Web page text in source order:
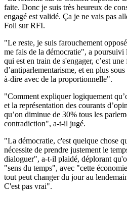
faite. Donc je suis très heureux de
engagé est validé. Ça je ne vais pas
Foll sur RFI.
"Le reste, je suis farouchement
me fais de la démocratie", a poursuivi
qui est en train de s'engager, c’est
d’antiparlementarisme, et en plus
à-dire avec de la proportionnelle".
"Comment expliquer logiquement
et la représentation des courants
qu’on diminue de 30% tous les
contradiction", a-t-il jugé.
"La démocratie, c'est quelque chose
nécessite de prendre justement le
dialoguer", a-t-il plaidé, déplorant
"sens du temps", avec "cette
tout peut changer du jour au
C'est pas vrai".